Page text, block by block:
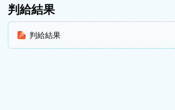
判給結果
判給結果